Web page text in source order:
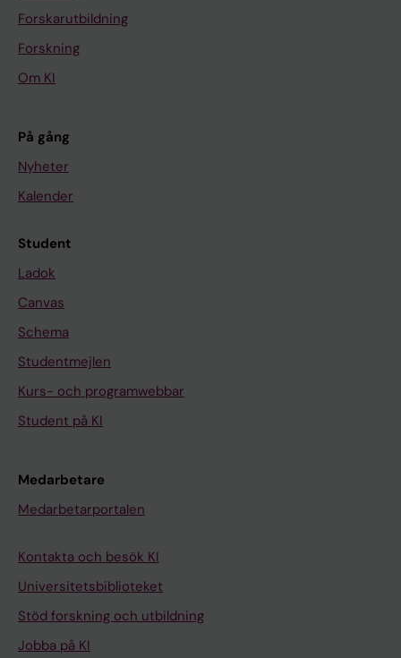
Forskarutbildning
Forskning
Om KI
På gång
Nyheter
Kalender
Student
Ladok
Canvas
Schema
Studentmejlen
Kurs- och programwebbar
Student på KI
Medarbetare
Medarbetarportalen
Kontakta och besök KI
Universitetsbiblioteket
Stöd forskning och utbildning
Jobba på KI